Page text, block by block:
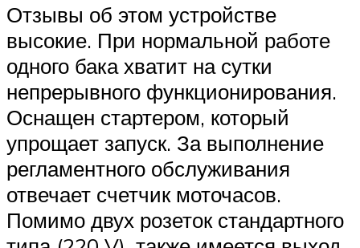
Отзывы об этом устройстве
высокие. При нормальной работе
одного бака хватит на сутки
непрерывного функционирования.
Оснащен стартером, который
упрощает запуск. За выполнение
регламентного обслуживания
отвечает счетчик моточасов.
Помимо двух розеток стандартного